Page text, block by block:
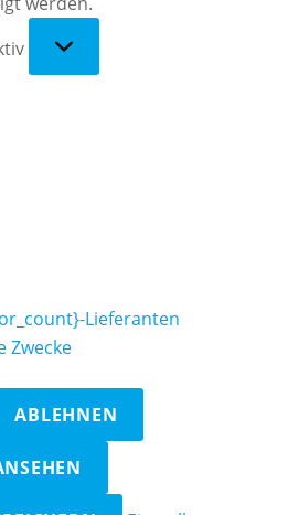
Lieferanten
Zwecke
ABLEHNEN